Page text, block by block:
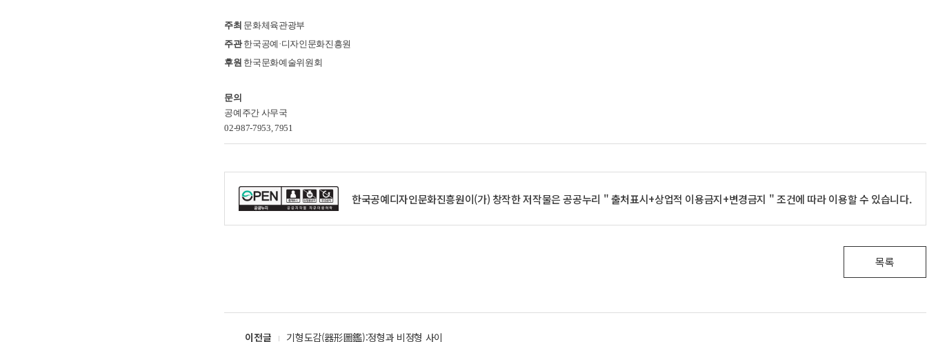
주최 문화체육관광부
주관 한국공예·디자인문화진흥원
후원 한국문화예술위원회
문의
공예주간 사무국
02-987-7953, 7951
한국공예디자인문화진흥원이(가) 창작한 저작물은 공공누리 " 출처표시+상업적 이용금지+변경금지 " 조건에 따라 이용할 수 있습니다.
목록
이전글 기형도감(器形圖鑑):정형과 비정형 사이